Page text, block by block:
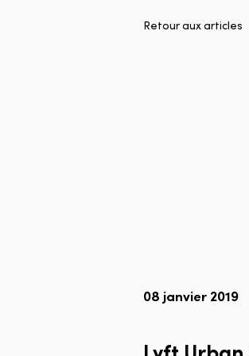
Retour aux articles
08 janvier 2019